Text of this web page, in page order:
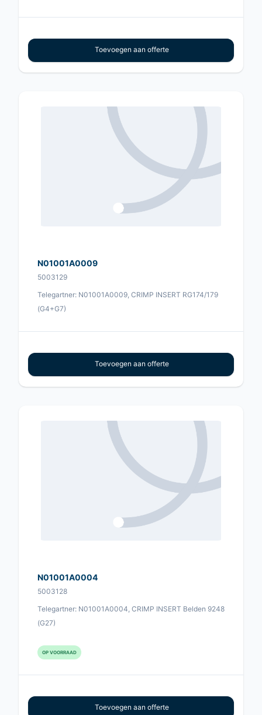
Toevoegen aan offerte
N01001A0009
5003129
Telegartner: N01001A0009, CRIMP INSERT RG174/179
(G4+G7)
Toevoegen aan offerte
N01001A0004
5003128
Telegartner: N01001A0004, CRIMP INSERT Belden 9248
(G27)
OP VOORRAAD
Toevoegen aan offerte